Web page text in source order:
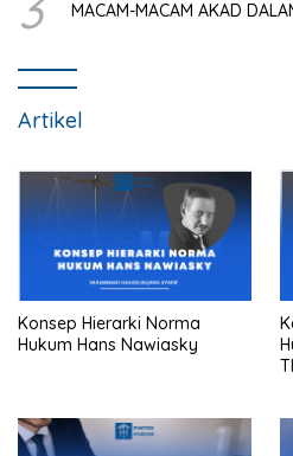
MACAM-MACAM AKAD
Artikel
Konsep Hierarki Norma
Hukum Hans Nawiasky